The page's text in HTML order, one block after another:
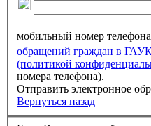
мобильный номер телефона
обращений граждан в
(политикой
номера телефона).
Отправить электронное
Вернуться назад